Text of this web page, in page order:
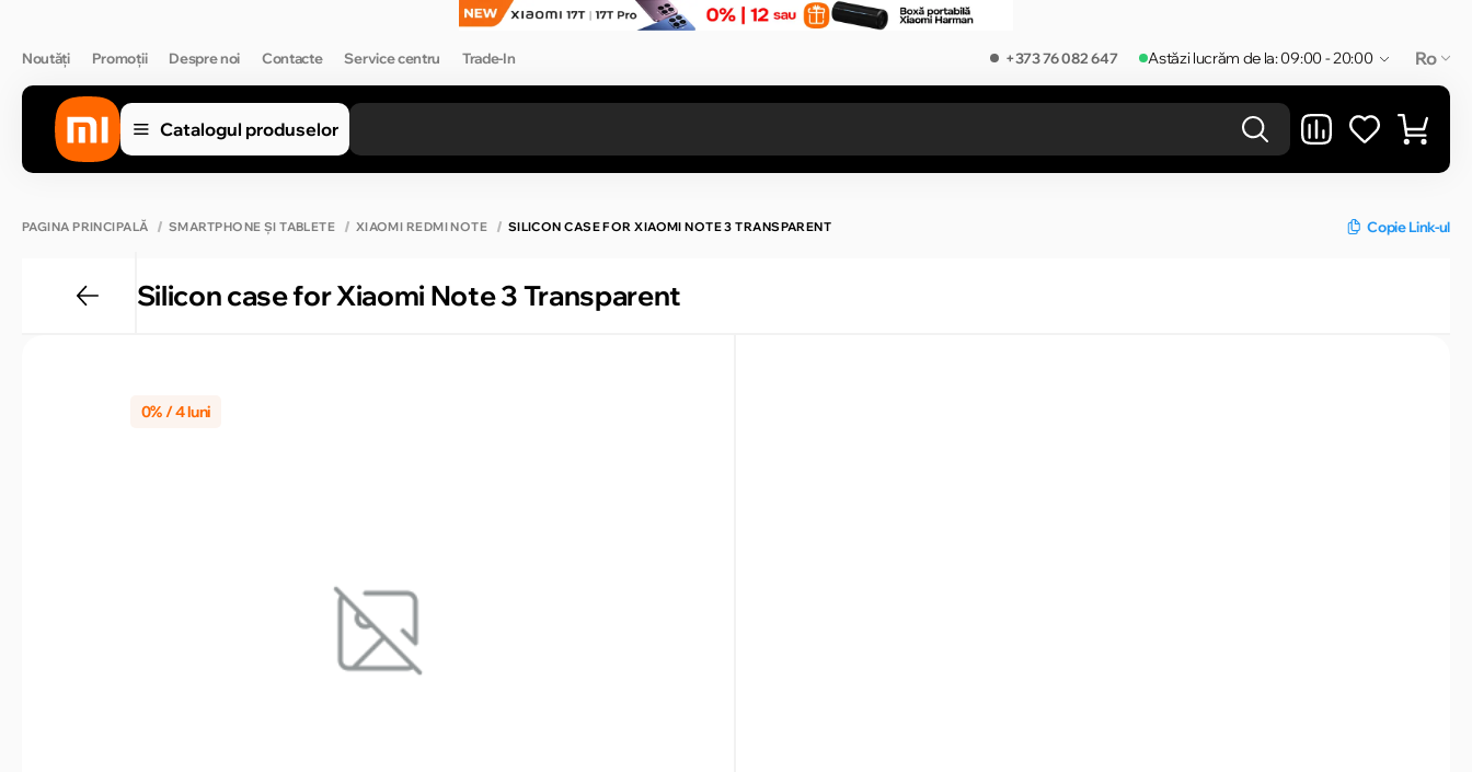
Noutăți Promoții Despre noi Contacte Service centru Trade-In +373 76 082 647 Astăzi lucrăm de la: 09:00 - 20:00 Ro
Catalogul produselor
PAGINA PRINCIPALĂ SMARTPHONE ȘI TABLETE XIAOMI REDMI NOTE SILICON CASE FOR XIAOMI NOTE 3 TRANSPARENT Copie Link-ul
Silicon case for Xiaomi Note 3 Transparent
0% / 4 luni